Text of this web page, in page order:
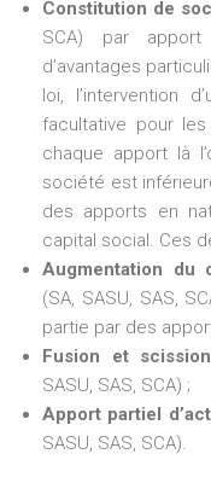
Constitution de
SCA) par
d’avantages
loi, l’intervention
facultative pour
chaque apport là
société est
des apports en
capital social. Ces
Augmentation du
(SA, SASU, SAS,
partie par des
Fusion et
SASU, SAS, SCA) ;
Apport partiel
SASU, SAS, SCA).